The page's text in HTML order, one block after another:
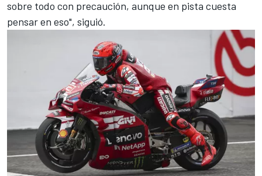
sobre todo con precaución, aunque en pista cuesta
pensar en eso", siguió.